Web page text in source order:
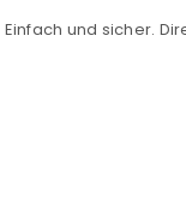
und sicher.